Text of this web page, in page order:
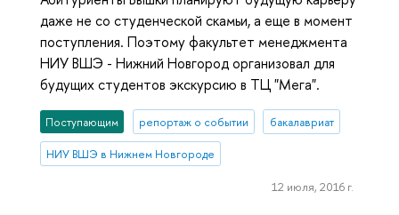
даже не со студенческой скамьи, а еще в момент
поступления. Поэтому факультет менеджмента
НИУ ВШЭ - Нижний Новгород организовал для
будущих студентов экскурсию в ТЦ "Мега".
Поступающим репортаж о событии бакалавриат
НИУ ВШЭ в Нижнем Новгороде
12 июля, 2016 г.